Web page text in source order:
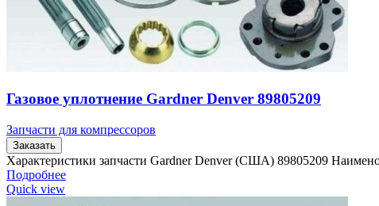
Газовое уплотнение Gardner Denver 89805209
Запчасти для компрессоров
Заказать
Характеристики запчасти Gardner Denver (США) 89805209
Подробнее
Quick view